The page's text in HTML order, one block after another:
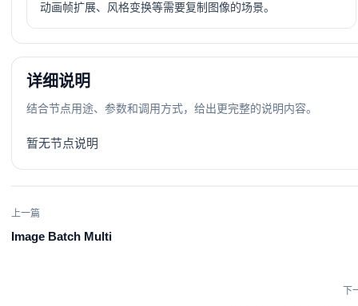
动画帧扩展、风格变换等需要复制图像的场景。
详细说明
结合节点用途、参数和调用方式，给出更完整的说明内容。
暂无节点说明
上一篇
Image Batch Multi
下